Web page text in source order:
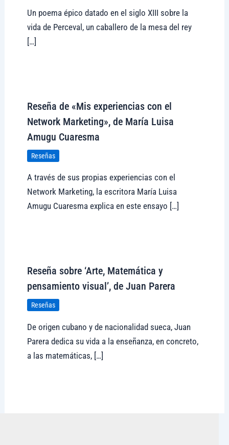
Un poema épico datado en el siglo XIII sobre la
vida de Perceval, un caballero de la mesa del rey
[…]
Reseña de «Mis experiencias con el
Network Marketing», de María Luisa
Amugu Cuaresma
Reseñas
A través de sus propias experiencias con el
Network Marketing, la escritora María Luisa
Amugu Cuaresma explica en este ensayo […]
Reseña sobre ‘Arte, Matemática y
pensamiento visual’, de Juan Parera
Reseñas
De origen cubano y de nacionalidad sueca, Juan
Parera dedica su vida a la enseñanza, en concreto,
a las matemáticas, […]